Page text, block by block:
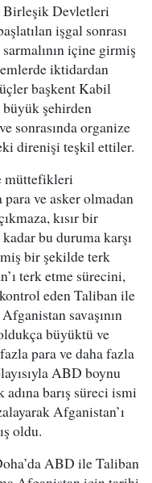
Birleşik Devletleri
işgal sonrası
içine girmiş
iktidardan
başkent Kabil
şehirden
sonrasında organize
direnişi teşkil ettiler.
müttefikleri
para ve asker olmadan
kısır bir
bu duruma karşı
bir şekilde terk
terk etme sürecini,
eden Taliban ile
savaşının
büyüktü ve
para ve daha fazla
ABD boynu
barış süreci ismi
Afganistan’ı
oldu.
ABD ile Taliban